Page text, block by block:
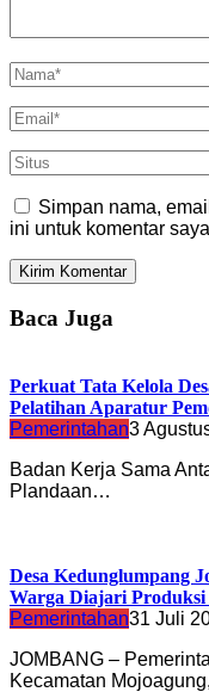
Simpan nama,
ini untuk komentar
Baca Juga
Perkuat Tata Kelola
Pelatihan Aparatur
Pemerintahan3
Badan Kerja Sama
Plandaan…
Desa Kedunglumpang
Warga Diajari Produksi
Pemerintahan31 Juli
JOMBANG –
Kecamatan